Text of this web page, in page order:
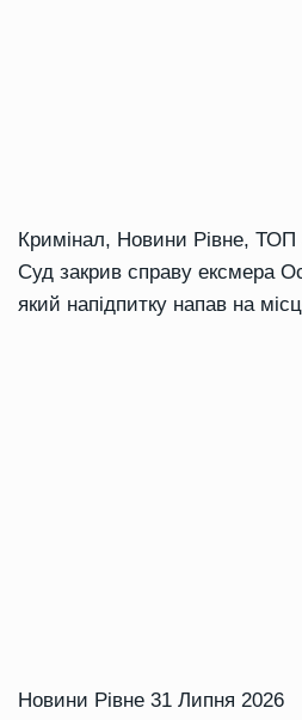
Кримінал, Новини Рівне, ТОП
Суд закрив справу ексмера
який напідпитку напав на
Новини Рівне 31 Липня 2026